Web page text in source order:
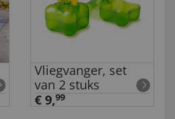
Vliegvanger, set
van 2 stuks
€ 9,99